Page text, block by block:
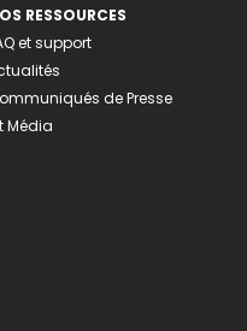
RESSOURCES
et support
de Presse
Média